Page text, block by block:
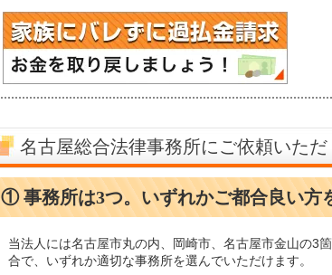
名古屋総合法律事務所にご依頼いただ
① 事務所は3つ。いずれかご都合良い方
当法人には名古屋市丸の内、岡崎市、名古屋市金山の3
合で、いずれか適切な事務所を選んでいただけます。